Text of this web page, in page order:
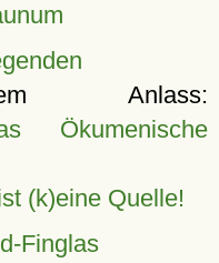
Anlass:
Ökumenische
(k)eine Quelle!
Finglas